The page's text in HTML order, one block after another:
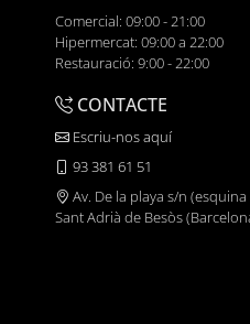
Comercial: 09:00 - 21:00
Hipermercat: 09:00 a 22:00
Restauració: 9:00 - 22:00
CONTACTE
Escriu-nos aquí
93 381 61 51
Av. De la playa s/n
Sant Adrià de Besòs